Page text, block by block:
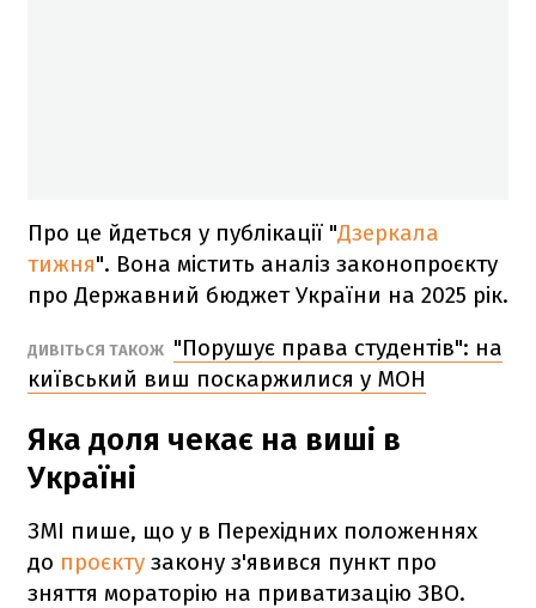
Про це йдеться у публікації "Дзеркала
тижня". Вона містить аналіз законопроєкту
про Державний бюджет України на 2025 рік.
ДИВІТЬСЯ ТАКОЖ "Порушує права студентів": на
київський виш поскаржилися у МОН
Яка доля чекає на виші в
Україні
ЗМІ пише, що у в Перехідних положеннях
до проєкту закону з'явився пункт про
зняття мораторію на приватизацію ЗВО.